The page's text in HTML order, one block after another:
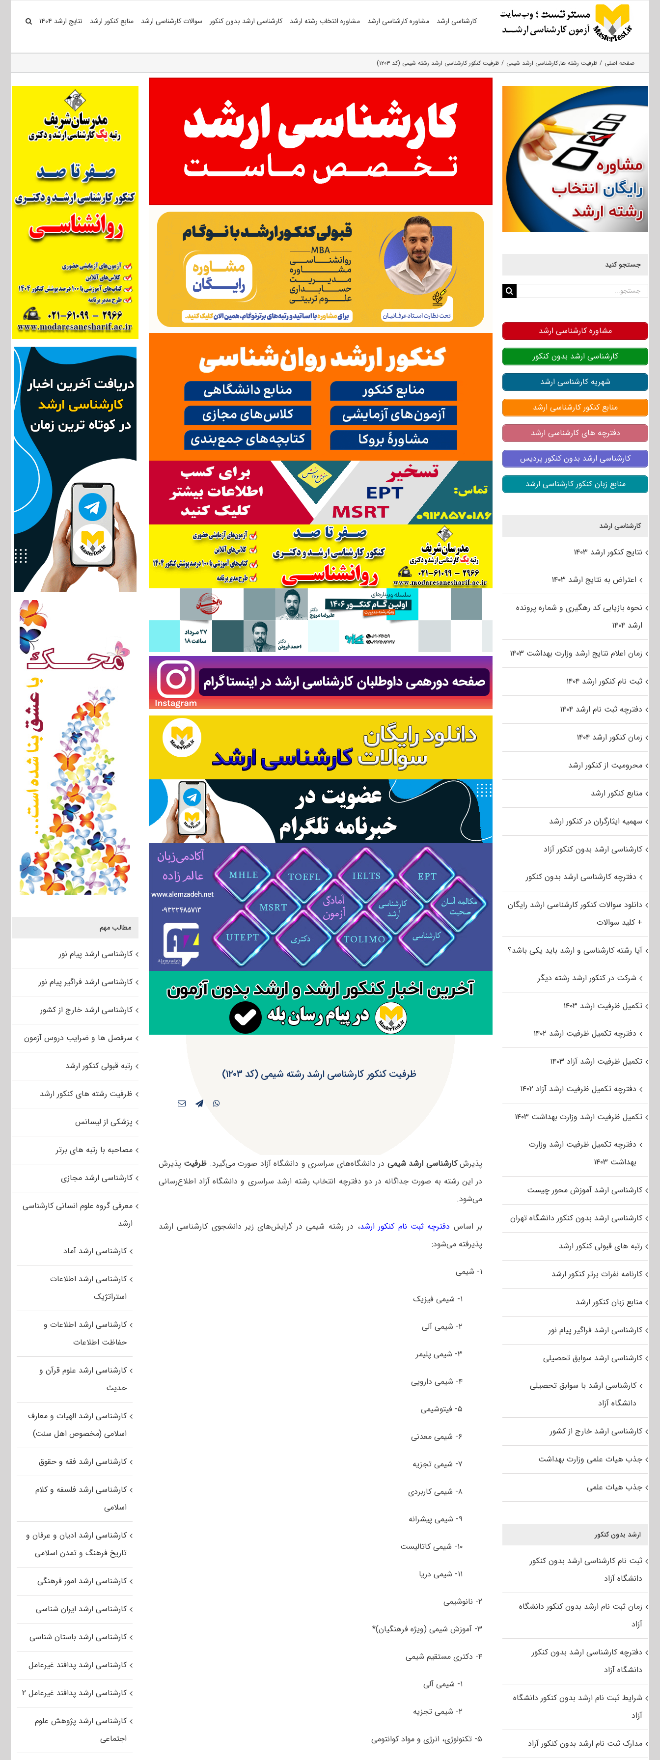
کارشناسی ارشد مشاوره کارشناسی ارشد مشاوره انتخاب رشته ارشد کارشناسی ارشد بدون کنکور سوالات کارشناسی ارشد منابع کنکور ارشد نتایج ارشد ۱۴۰۴
صفحه اصلی ظرفیت رشته ها کارشناسی ارشد شیمی ظرفیت کنکور کارشناسی ارشد رشته شیمی (کد ۱۲۰۳)
ظرفیت کنکور کارشناسی ارشد رشته شیمی (کد ۱۲۰۳)
پذیرشکارشناسی ارشد شیمی در دانشگاه‌های سراسری و دانشگاه آزاد صورت می‌گیرد. ظرفیت پذیرش
در این رشته به صورت جداگانه در دو دفترچه انتخاب رشته ارشد سراسری و دانشگاه آزاد اطلاع‌رسانی
می‌شود.
بر اساس دفترچه ثبت نام کنکور ارشد، در رشته شیمی در گرایش‌های زیر دانشجوی کارشناسی ارشد
پذیرفته می‌شود:
۱- شیمی
۱- شیمی فیزیک
۲- شیمی آلی
۳- شیمی پلیمر
۴- شیمی دارویی
۵- فیتوشیمی
۶- شیمی معدنی
۷- شیمی تجزیه
۸- شیمی کاربردی
۹- شیمی پیشرانه
۱۰- شیمی کاتالیست
۱۱- شیمی دریا
۲- نانوشیمی
۳- آموزش شیمی (ویژه فرهنگیان)*
۴- دکتری مستقیم شیمی
۱- شیمی آلی
۲- شیمی تجزیه
۵- تکنولوژی، انرژی و مواد کوانتومی
مطالب مهم
کارشناسی ارشد پیام نور
کارشناسی ارشد فراگیر پیام نور
کارشناسی ارشد خارج از کشور
سرفصل ها و ضرایب دروس آزمون
رتبه قبولی کنکور ارشد
ظرفیت رشته های کنکور ارشد
پزشکی از لیسانس
مصاحبه با رتبه های برتر
کارشناسی ارشد مجازی
معرفی گروه علوم انسانی کارشناسی
ارشد
کارشناسی ارشد آماد
کارشناسی ارشد اطلاعات
استراتژیک
کارشناسی ارشد اطلاعات و
حفاظت اطلاعات
کارشناسی ارشد علوم قرآن و
حدیث
کارشناسی ارشد الهیات و معارف
اسلامی (مخصوص اهل سنت)
کارشناسی ارشد فقه و حقوق
کارشناسی ارشد فلسفه و کلام
اسلامی
کارشناسی ارشد ادیان و عرفان و
تاریخ فرهنگ و تمدن اسلامی
کارشناسی ارشد امور فرهنگی
کارشناسی ارشد ایران شناسی
کارشناسی ارشد باستان شناسی
کارشناسی ارشد پدافند غیرعامل
کارشناسی ارشد پدافند غیرعامل ۲
کارشناسی ارشد پژوهش علوم
اجتماعی
جستجو کنید
جستجو
مشاوره کارشناسی ارشد
کارشناسی ارشد بدون کنکور
شهریه کارشناسی ارشد
منابع کنکور کارشناسی ارشد
دفترچه های کارشناسی ارشد
کارشناسی ارشد بدون کنکور پردیس
منابع زبان کنکور کارشناسی ارشد
کارشناسی ارشد
نتایج کنکور ارشد ۱۴۰۳
اعتراض به نتایج ارشد ۱۴۰۳
نحوه بازیابی کد رهگیری و شماره پرونده
ارشد ۱۴۰۴
زمان اعلام نتایج ارشد وزارت بهداشت ۱۴۰۳
ثبت نام کنکور ارشد ۱۴۰۴
دفترچه ثبت نام ارشد ۱۴۰۴
زمان کنکور ارشد ۱۴۰۴
محرومیت از کنکور ارشد
منابع کنکور ارشد
سهمیه ایثارگران در کنکور ارشد
کارشناسی ارشد بدون کنکور آزاد
دفترچه کارشناسی ارشد بدون کنکور
دانلود سوالات کنکور کارشناسی ارشد رایگان
+ کلید سوالات
آیا رشته کارشناسی و ارشد باید یکی باشد؟
شرکت در کنکور ارشد رشته دیگر
تکمیل ظرفیت ارشد ۱۴۰۳
دفترچه تکمیل ظرفیت ارشد ۱۴۰۲
تکمیل ظرفیت ارشد آزاد ۱۴۰۳
دفترچه تکمیل ظرفیت ارشد آزاد ۱۴۰۲
تکمیل ظرفیت ارشد وزارت بهداشت ۱۴۰۳
دفترچه تکمیل ظرفیت ارشد وزارت
بهداشت ۱۴۰۳
کارشناسی ارشد آموزش محور چیست
کارشناسی ارشد بدون کنکور دانشگاه تهران
رتبه های قبولی کنکور ارشد
کارنامه نفرات برتر کنکور ارشد
منابع زبان کنکور ارشد
کارشناسی ارشد فراگیر پیام نور
کارشناسی ارشد سوابق تحصیلی
کارشناسی ارشد با سوابق تحصیلی
دانشگاه آزاد
کارشناسی ارشد خارج از کشور
جذب هیات علمی وزارت بهداشت
جذب هیات علمی
ارشد بدون کنکور
ثبت نام کارشناسی ارشد بدون کنکور
دانشگاه آزاد
زمان ثبت نام ارشد بدون کنکور دانشگاه
آزاد
دفترچه کارشناسی ارشد بدون کنکور
دانشگاه آزاد
شرایط ثبت نام ارشد بدون کنکور دانشگاه
آزاد
مدارک ثبت نام ارشد بدون کنکور آزاد